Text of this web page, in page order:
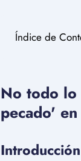
Índice de
No todo lo
pecado'
Introducción